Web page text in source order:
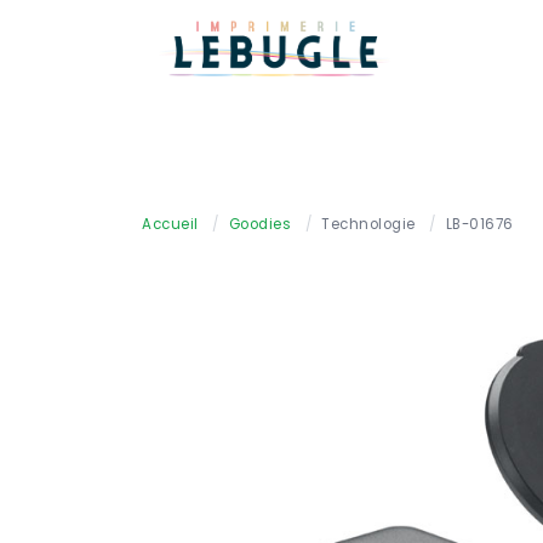
Accueil / Goodies / Technologie / LB-01676